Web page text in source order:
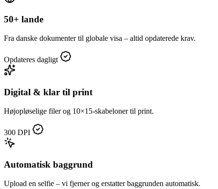
50+ lande
Fra danske dokumenter til globale visa – altid opdaterede krav.
Opdateres dagligt
Digital & klar til print
Højopløselige filer og 10×15‑skabeloner til print.
300 DPI
Automatisk baggrund
Upload en selfie – vi fjerner og erstatter baggrunden automatisk.